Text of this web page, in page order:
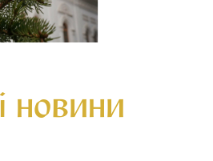
новини